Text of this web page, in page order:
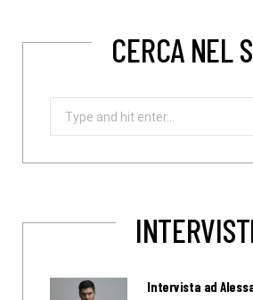
CERCA NEL
Intervista ad